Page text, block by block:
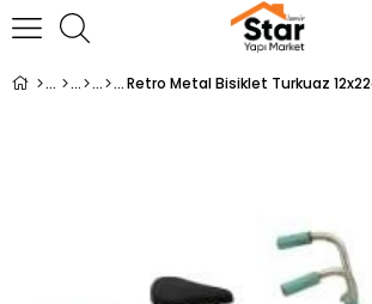
Retro Metal Bisiklet Turkuaz